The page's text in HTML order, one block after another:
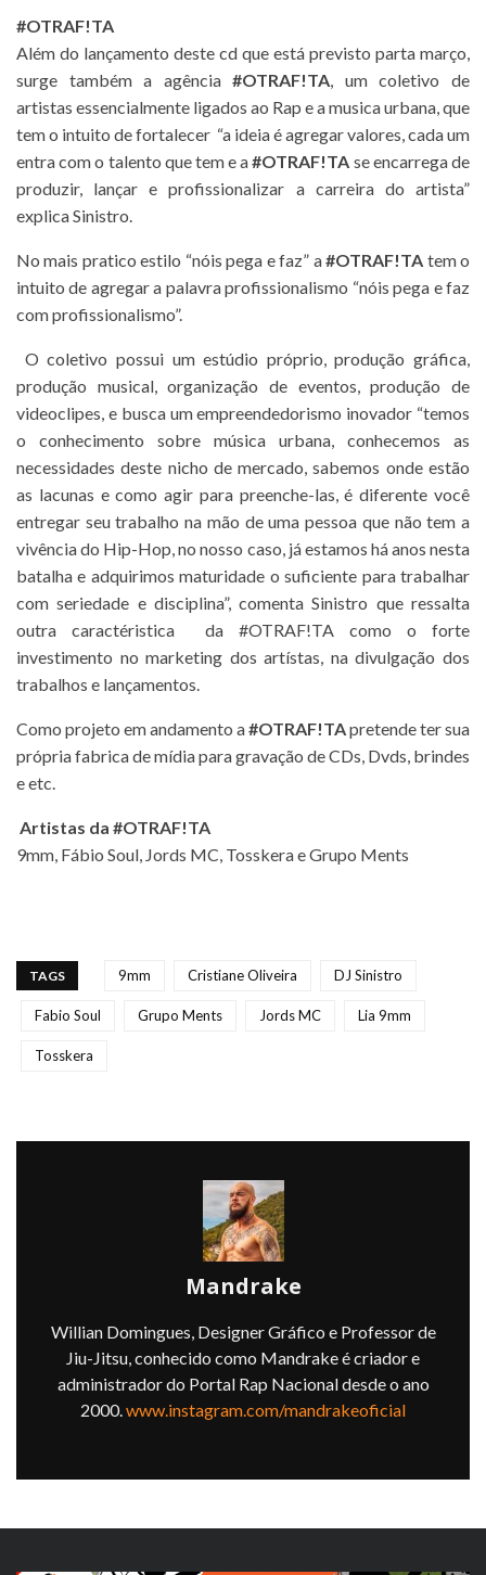
#OTRAF!TA
Além do lançamento deste cd que está previsto parta março,
surge também a agência#OTRAF!TA, um coletivo de
artistas essencialmente ligados ao Rap e a musica urbana, que
tem o intuito de fortalecer “a ideia é agregar valores, cada um
entra com o talento que tem e a#OTRAF!TA se encarrega de
produzir, lançar e profissionalizar a carreira do artista”
explica Sinistro.
No mais pratico estilo “nóis pega e faz” a#OTRAF!TA tem o
intuito de agregar a palavra profissionalismo “nóis pega e faz
com profissionalismo”.
O coletivo possui um estúdio próprio, produção gráfica,
produção musical, organização de eventos, produção de
videoclipes, e busca um empreendedorismo inovador “temos
o conhecimento sobre música urbana, conhecemos as
necessidades deste nicho de mercado, sabemos onde estão
as lacunas e como agir para preenche-las, é diferente você
entregar seu trabalho na mão de uma pessoa que não tem a
vivência do Hip-Hop, no nosso caso, já estamos há anos nesta
batalha e adquirimos maturidade o suficiente para trabalhar
com seriedade e disciplina”, comenta Sinistro que ressalta
outra caractéristica da #OTRAF!TA como o forte
investimento no marketing dos artístas, na divulgação dos
trabalhos e lançamentos.
Como projeto em andamento a#OTRAF!TApretende ter sua
própria fabrica de mídia para gravação de CDs, Dvds, brindes
e etc.
Artistas da #OTRAF!TA
9mm, Fábio Soul, Jords MC, Tosskera e Grupo Ments
TAGS 9mm Cristiane Oliveira DJ Sinistro
Fabio Soul Grupo Ments Jords MC Lia 9mm
Tosskera
Mandrake
Willian Domingues, Designer Gráfico e Professor de
Jiu-Jitsu, conhecido como Mandrake é criador e
administrador do Portal Rap Nacional desde o ano
2000.www.instagram.com/mandrakeoficial